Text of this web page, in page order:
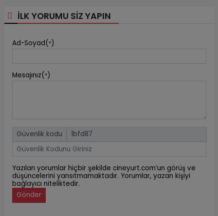
İLK YORUMU SİZ YAPIN
Ad-Soyad( *)
Mesajınız( *)
Güvenlik kodu
Yazılan yorumlar hiçbir şekilde cineyurt.com’un görüş ve
düşüncelerini yansıtmamaktadır. Yorumlar, yazan kişiyi
bağlayıcı niteliktedir.
Gönder